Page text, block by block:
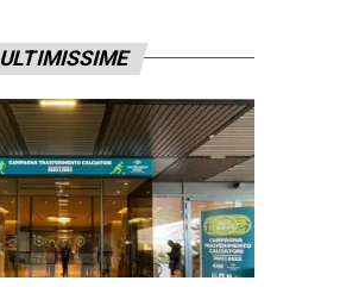
ULTIMISSIME